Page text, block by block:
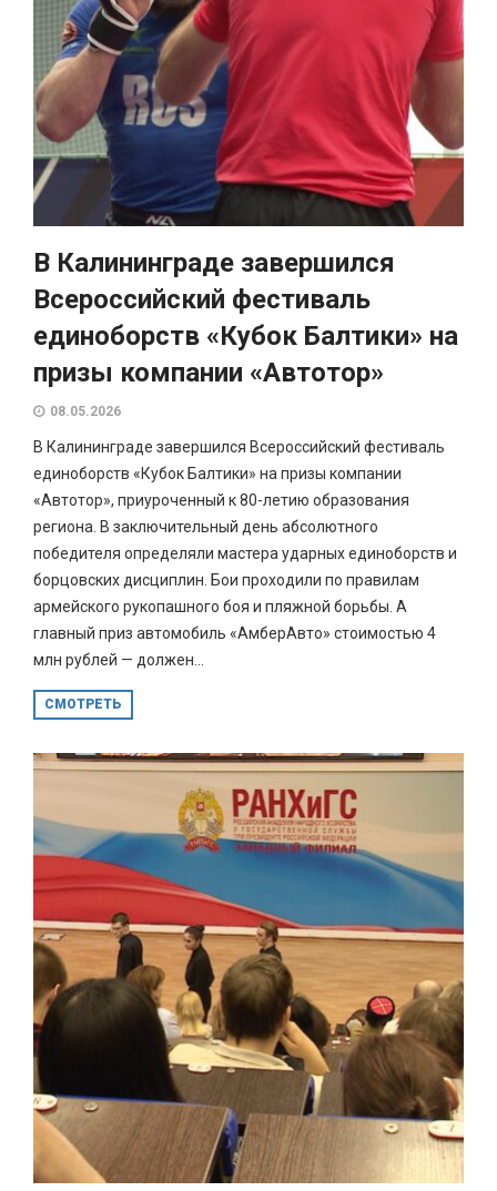
В Калининграде завершился
Всероссийский фестиваль
единоборств «Кубок Балтики» на
призы компании «Автотор»
08.05.2026
В Калининграде завершился Всероссийский фестиваль
единоборств «Кубок Балтики» на призы компании
«Автотор», приуроченный к 80-летию образования
региона. В заключительный день абсолютного
победителя определяли мастера ударных единоборств и
борцовских дисциплин. Бои проходили по правилам
армейского рукопашного боя и пляжной борьбы. А
главный приз автомобиль «АмберАвто» стоимостью 4
млн рублей — должен...
СМОТРЕТЬ